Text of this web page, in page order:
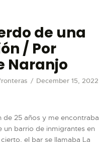
de una
/ Por
Naranjo
December 15, 2022
de 25 años y me encontraba
un barrio de inmigrantes en
el bar se llamaba La